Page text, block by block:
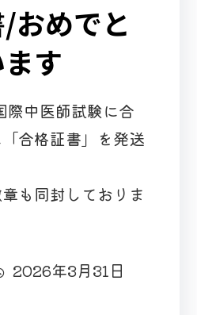
おめでと
す
際中医師試験に合
合格証書」を発送
も同封しておりま
2026年3月31日